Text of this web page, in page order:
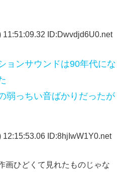
11:51:09.32 ID:Dwvdjd6U0.net
ョンサウンドは90年代にな
弱っちい音ばかりだったが
12:15:53.06 ID:8hjIwW1Y0.net
画ひどくて見れたものじゃな